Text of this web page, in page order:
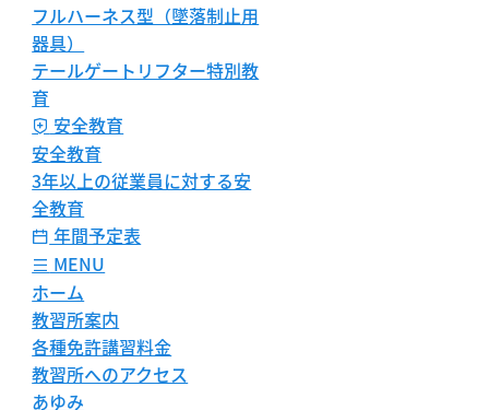
フルハーネス型（墜落制止用
器具）
テールゲートリフター特別教
育
安全教育
安全教育
3年以上の従業員に対する安
全教育
年間予定表
MENU
ホーム
教習所案内
各種免許講習料金
教習所へのアクセス
あゆみ